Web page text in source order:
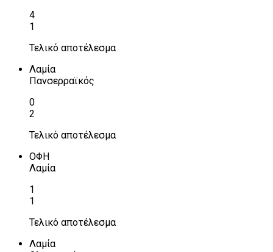
4
1
Τελικό αποτέλεσμα
Λαμία
Πανσερραϊκός
0
2
Τελικό αποτέλεσμα
ΟΦΗ
Λαμία
1
1
Τελικό αποτέλεσμα
Λαμία